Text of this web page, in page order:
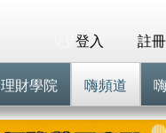
註冊
登入
理財學院 嗨頻道